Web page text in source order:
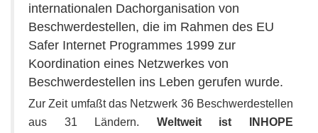
internationalen Dachorganisation von
Beschwerdestellen, die im Rahmen des EU
Safer Internet Programmes 1999 zur
Koordination eines Netzwerkes von
Beschwerdestellen ins Leben gerufen wurde.
Zur Zeit umfaßt das Netzwerk 36 Beschwerdestellen
aus 31 Ländern. Weltweit ist INHOPE